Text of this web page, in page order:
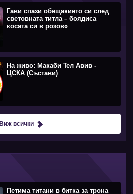
Гави спази обещанието си след
световната титла – боядиса
косата си в розово
На живо: Макаби Тел Авив -
ЦСКА (Състави)
Виж всички
Петима титани в битка за трона